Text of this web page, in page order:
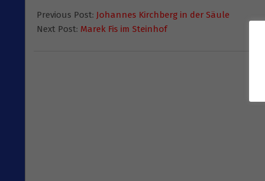
02-
26
Previous Post: Johannes Kirchberg in der Säule
Next Post: Marek Fis im Steinhof